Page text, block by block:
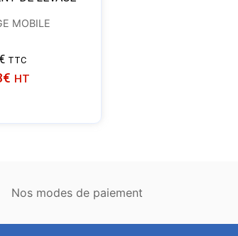
MOBILE
TTC
€ HT
Nos modes de paiement